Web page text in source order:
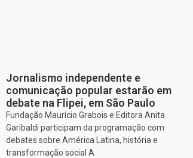
Jornalismo independente e
comunicação popular estarão em
debate na Flipei, em São Paulo
Fundação Maurício Grabois e Editora Anita
Garibaldi participam da programação com
debates sobre América Latina, história e
transformação social A